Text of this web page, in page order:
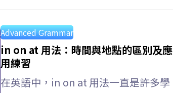
Advanced Grammar
in on at 用法：時間與地點的區別及應
用練習
在英語中，in on at 用法一直是許多學